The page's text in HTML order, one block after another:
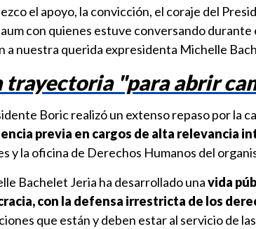
el apoyo, la convicción, el coraje del
con quienes estuve conversando durante
a nuestra querida expresidenta Michelle
trayectoria "para abrir
Boric realizó un extenso repaso por la
previa en cargos de alta relevancia
y la oficina de Derechos Humanos del
Bachelet Jeria ha desarrollado unavida
con la defensa irrestricta de los
que están y deben estar al servicio de